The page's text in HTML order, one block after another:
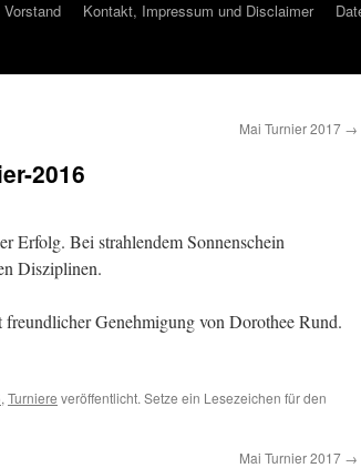
Vorstand Kontakt, Impressum und Disclaimer
Mai Turnier 2017 →
2016
Erfolg. Bei strahlendem Sonnenschein
Disziplinen.
Genehmigung von Dorothee Rund.
, Turniere veröffentlicht. Setze ein Lesezeichen für den
Mai Turnier 2017 →